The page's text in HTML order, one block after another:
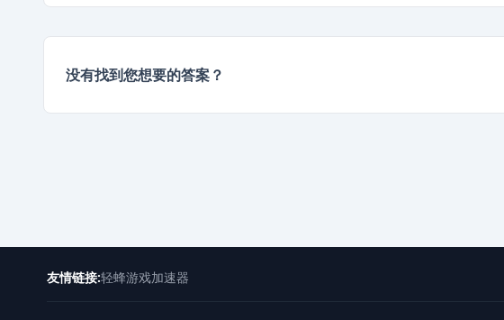
没有找到您想要的答案？
友情链接:轻蜂游戏加速器